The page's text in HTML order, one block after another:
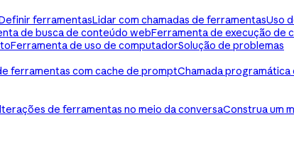
ferramentasLidar com chamadas de ferramentasUso
de busca de conteúdo webFerramenta de execução de
Ferramenta de uso de computadorSolução de problemas
ferramentas com cache de promptChamada
de ferramentas no meio da conversaConstrua um